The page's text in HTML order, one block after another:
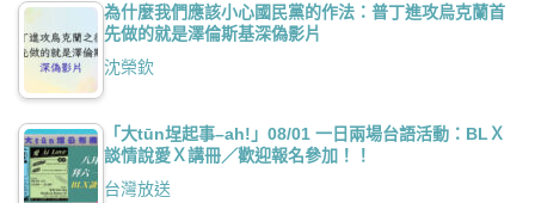
為什麼我們應該小心國民黨的作法：普丁進攻烏克蘭首
先做的就是澤倫斯基深偽影片
沈榮欽
「大tūn埕起事–ah!」08/01 一日兩場台語活動：BLＸ
談情說愛Ｘ講冊／歡迎報名參加！！
台灣放送